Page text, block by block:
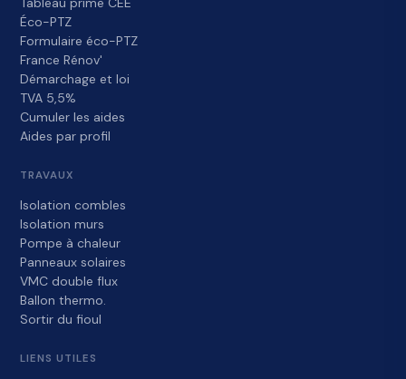
Éco-PTZ
Formulaire éco-PTZ
France Rénov'
Démarchage et loi
TVA 5,5%
Cumuler les aides
Aides par profil
TRAVAUX
Isolation combles
Isolation murs
Pompe à chaleur
Panneaux solaires
VMC double flux
Ballon thermo.
Sortir du fioul
LIENS UTILES